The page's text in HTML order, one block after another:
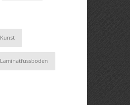
Kunst
Laminatfussboden